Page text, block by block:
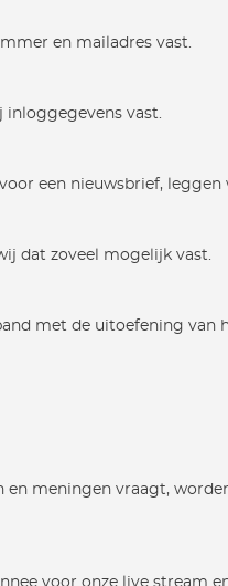
en mailadres vast.
inloggegevens vast.
een nieuwsbrief,
dat zoveel mogelijk vast.
met de uitoefening van
meningen vraagt,
voor onze live stream